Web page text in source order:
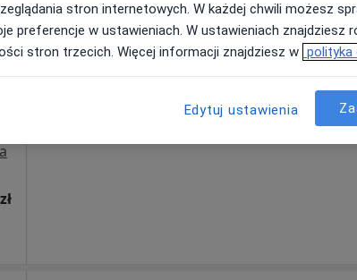
Dziś
8 Sie
Jutro
9 Sie
Pon,
10 Sie
Wt,
11 Sie
stron internetowych. W każdej chwili możesz
preferencje w ustawieniach. W ustawieniach znajdziesz
stron trzecich. Więcej informacji znajdziesz w polityka
Edytuj ustawienia